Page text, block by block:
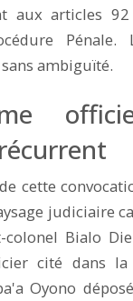
aux articles
ambiguïté.
cette
judiciaire
colonel Bialo
cité dans
Oyono